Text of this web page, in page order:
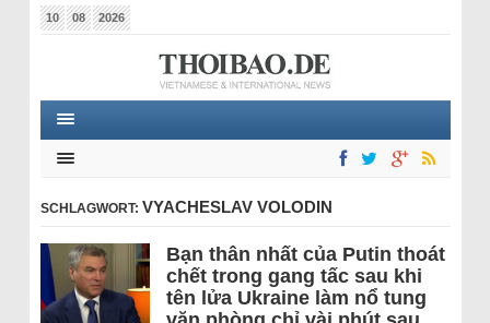
10 08 2026
SCHLAGWORT: VYACHESLAV VOLODIN
Bạn thân nhất của Putin thoát
chết trong gang tấc sau khi
tên lửa Ukraine làm nổ tung